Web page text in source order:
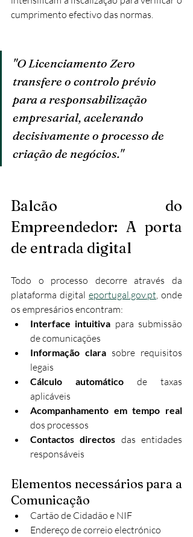
cumprimento efectivo das normas.
"O Licenciamento Zero
transfere o controlo prévio
para a responsabilização
empresarial, acelerando
decisivamente o processo de
criação de negócios."
Balcão do
Empreendedor: A porta
de entrada digital
Todo o processo decorre através da
plataforma digital eportugal.gov.pt , onde
os empresários encontram:
Interface intuitiva para submissão
de comunicações
Informação clara sobre requisitos
legais
Cálculo automático de taxas
aplicáveis
Acompanhamento em tempo real
dos processos
Contactos directos das entidades
responsáveis
Elementos necessários para a
Comunicação
Cartão de Cidadão e NIF
Endereço de correio electrónico